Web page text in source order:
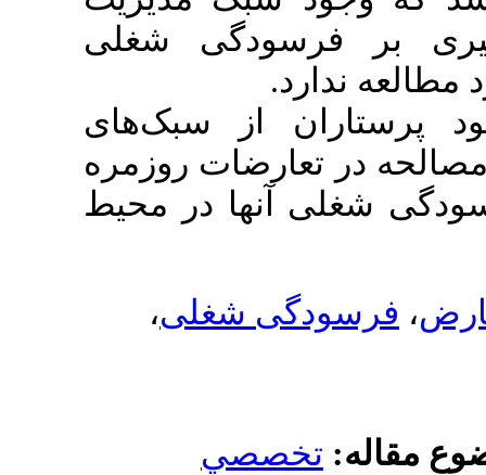
فرسودگی شغلی
از سبک‌های
تعارضات روزمره
آنها در محیط
شغلی،
تخصصي